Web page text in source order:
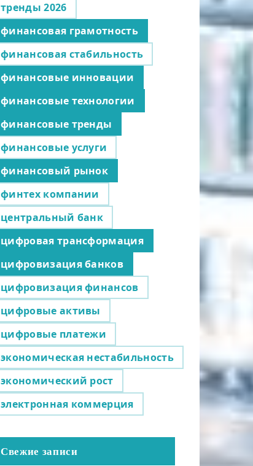
тренды 2026
финансовая грамотность
финансовая стабильность
финансовые инновации
финансовые технологии
финансовые тренды
финансовые услуги
финансовый рынок
финтех компании
центральный банк
цифровая трансформация
цифровизация банков
цифровизация финансов
цифровые активы
цифровые платежи
экономическая нестабильность
экономический рост
электронная коммерция
Свежие записи